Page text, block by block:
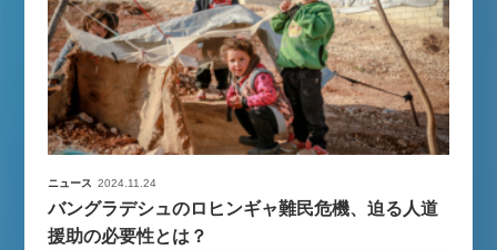
ニュース 2024.11.24
バングラデシュのロヒンギャ難民危機、迫る人道
援助の必要性とは？